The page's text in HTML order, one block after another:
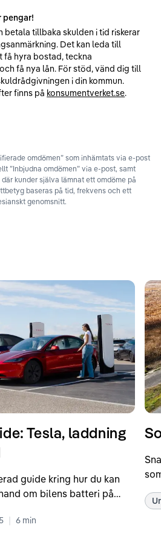
pengar!
betala tillbaka skulden i tid riskerar
Det kan leda till
få hyra bostad, teckna
få nya lån. För stöd, vänd dig till
i din kommun.
finns på konsumentverket.se.
omdömen” som inhämtats via e-post
”Inbjudna omdömen” via e-post, samt
där kunder själva lämnat ett omdöme på
baseras på tid, frekvens och ett
genomsnitt.
Tesla, laddning
guide kring hur du kan
om bilens batteri på
våra egna erfarenheter
| 6 min